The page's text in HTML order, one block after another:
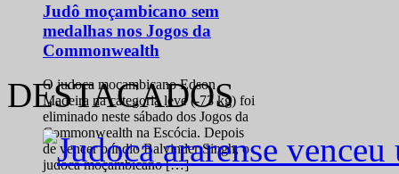
Judô moçambicano sem
medalhas nos Jogos da
Commonwealth
O judoca moçambicano Edson
Madeira na categoria leve (-73 kg) foi
eliminado neste sábado dos Jogos da
Commonwealth na Escócia. Depois
de vencer o índio Balvinder Singh, o
judoca moçambicano […]
DESTACADOS